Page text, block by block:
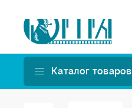
Каталог товаров